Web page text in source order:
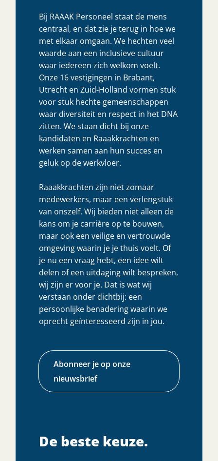
Bij RAAAK Personeel staat de mens
centraal, en dat zie je terug in hoe we
met elkaar omgaan. We hechten veel
waarde aan een inclusieve cultuur
waar iedereen zich welkom voelt.
Onze 16 vestigingen in Brabant,
Utrecht en Zuid-Holland vormen stuk
voor stuk hechte gemeenschappen
waar diversiteit en respect in het DNA
zitten. We staan dicht bij onze
kandidaten en Raaakkrachten en
werken samen aan hun succes en
geluk op de werkvloer.
Raaakkrachten zijn niet zomaar
medewerkers, maar een verlengstuk
van onszelf. Wij bieden niet alleen de
kans om je carrière op te bouwen,
maar ook een veilige en vertrouwde
omgeving waarin je je thuis voelt. Of
je nu een vraag hebt, een idee wilt
delen of een uitdaging wilt bespreken,
wij zijn er voor je. Dat is wat wij
verstaan onder dichtbij: een
persoonlijke benadering waarin we
oprecht geïnteresseerd zijn in jou.
Abonneer je op onze
nieuwsbrief
De beste keuze.